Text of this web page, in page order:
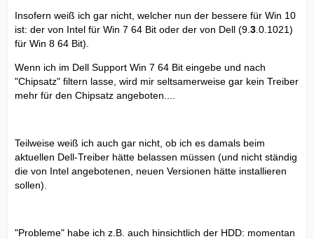
Insofern weiß ich gar nicht, welcher nun der bessere für Win 10
ist: der von Intel für Win 7 64 Bit oder der von Dell (9. 3 .0.1021)
für Win 8 64 Bit).
Wenn ich im Dell Support Win 7 64 Bit eingebe und nach
"Chipsatz" filtern lasse, wird mir seltsamerweise gar kein Treiber
mehr für den Chipsatz angeboten....
Teilweise weiß ich auch gar nicht, ob ich es damals beim
aktuellen Dell-Treiber hätte belassen müssen (und nicht ständig
die von Intel angebotenen, neuen Versionen hätte installieren
sollen).
"Probleme" habe ich z.B. auch hinsichtlich der HDD: momentan